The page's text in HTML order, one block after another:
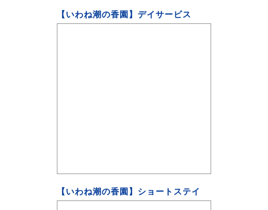
【いわね潮の香園】デイサービス
【いわね潮の香園】ショートステイ